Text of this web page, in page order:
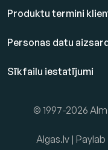
Produktu termini
Personas datu
Sīkfailu iestatījumi
© 1997-2026
Algas.lv | Paylab